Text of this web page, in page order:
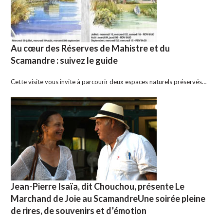
Au cœur des Réserves de Mahistre et du
Scamandre : suivez le guide
Cette visite vous invite à parcourir deux espaces naturels préservés…
Jean-Pierre Isaïa, dit Chouchou, présente Le
Marchand de Joie au ScamandreUne soirée pleine
de rires, de souvenirs et d’émotion